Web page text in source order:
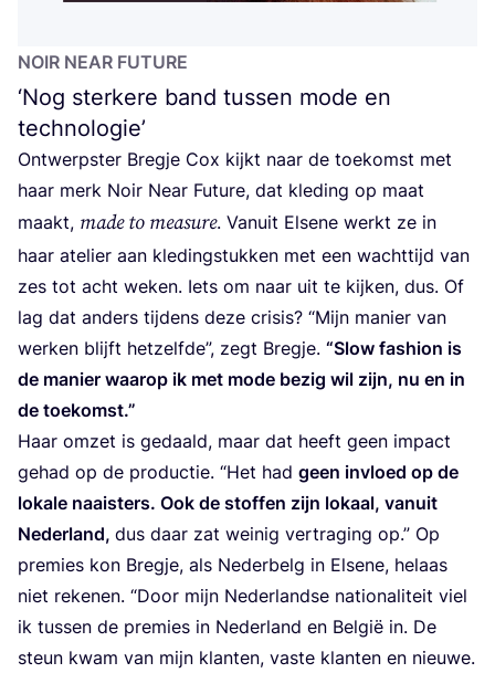
NOIR NEAR FUTURE
‘Nog sterkere band tussen mode en
technologie’
Ont­werp­ster Breg­je Cox kijkt naar de toe­komst met
haar merk Noir Near Futu­re, dat kle­ding op maat
maakt, made to mea­su­re. Van­uit Els­e­ne werkt ze in
haar ate­lier aan kle­ding­stuk­ken met een wacht­tijd van
zes tot acht weken. Iets om naar uit te kij­ken, dus. Of
lag dat anders tij­dens deze cri­sis? “Mijn manier van
wer­ken blijft het­zelf­de”, zegt Breg­je. “Slow fas­hi­on is
de manier waar­op ik met mode bezig wil zijn, nu en in
de toekomst.”
Haar omzet is gedaald, maar dat heeft geen impact
gehad op de pro­duc­tie. “Het had geen invloed op de
loka­le naai­sters. Ook de stof­fen zijn lokaal, van­uit
Neder­land, dus daar zat wei­nig ver­tra­ging op.” Op
pre­mies kon Breg­je, als Neder­belg in Els­e­ne, helaas
niet reke­nen. “Door mijn Neder­land­se nati­o­na­li­teit viel
ik tus­sen de pre­mies in Neder­land en Bel­gië in. De
steun kwam van mijn klan­ten, vas­te klan­ten en nieu­we.